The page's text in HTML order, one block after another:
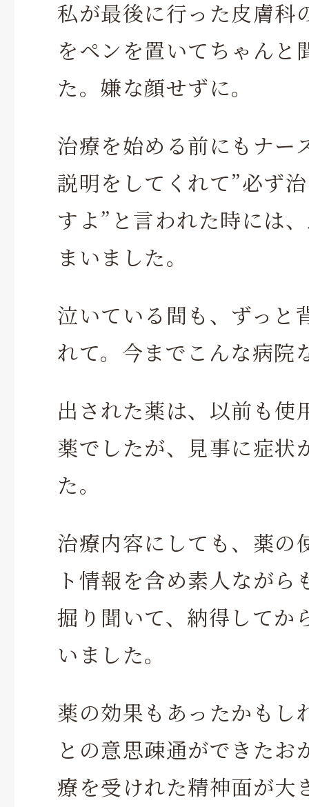
私が最後に行った皮膚科
をペンを置いてちゃんと
た。嫌な顔せずに。
治療を始める前にもナー
説明をしてくれて”必ず
すよ”と言われた時には
まいました。
泣いている間も、ずっと
れて。今までこんな病院
出された薬は、以前も使
薬でしたが、見事に症状
た。
治療内容にしても、薬の
ト情報を含め素人ながら
掘り聞いて、納得してか
いました。
薬の効果もあったかもし
との意思疎通ができたお
療を受けれた精神面が大